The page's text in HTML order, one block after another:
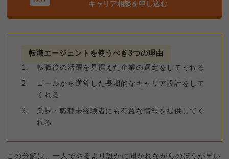
キャリア相談を申し込む
転職エージェントを使うべき3つの理由
転職後の活躍を見据えた企業の選定をしてくれる
ゴールから逆算した長期的なキャリア設計をして
くれる
業界・職種未経験者にも有益な情報を提供してく
れる
この分解は、一人でやるより誰かに聞かれながらのほうが早い